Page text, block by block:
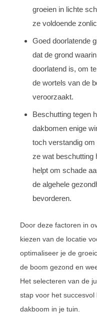
groeien in lichte
ze voldoende
Goed doorlatende
dat de grond
doorlatend is, om
de wortels van de
veroorzaakt.
Beschutting tegen
dakbomen enige
toch verstandig
ze wat beschutting
helpt om schade
de algehele
bevorderen.
Door deze factoren in
kiezen van de locatie
optimaliseer je de
de boom gezond en
Het selecteren van de
stap voor het
dakboom in je tuin.